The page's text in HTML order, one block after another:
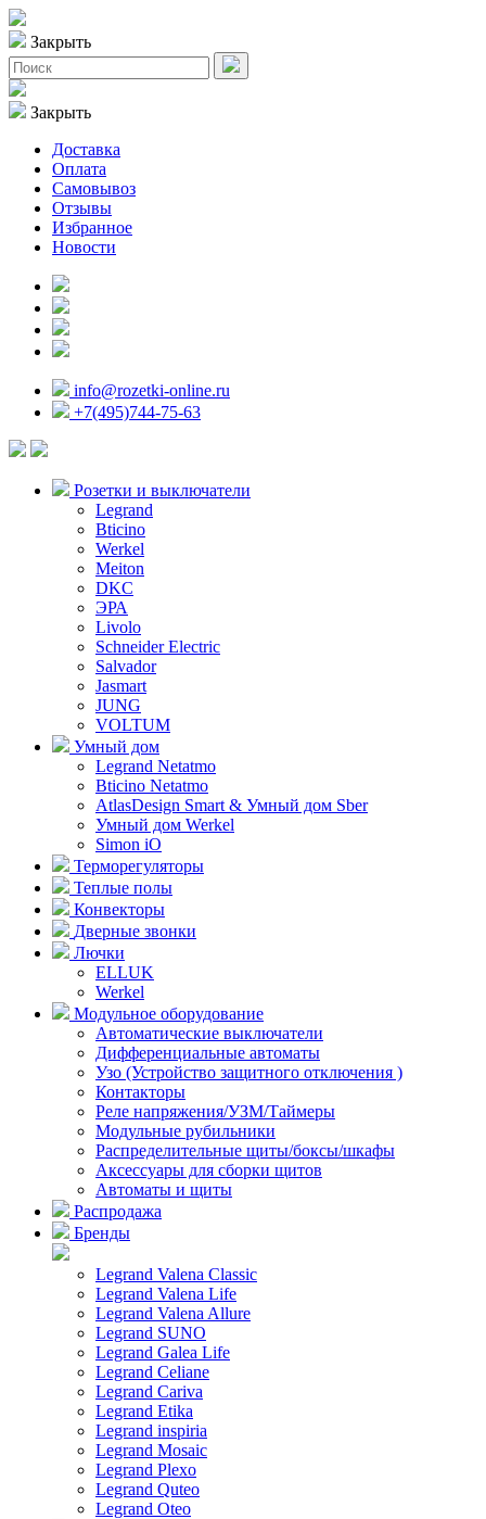
Закрыть
Закрыть
Доставка
Оплата
Самовывоз
Отзывы
Избранное
Новости
info@rozetki-online.ru
+7(495)744-75-63
Розетки и выключатели
Legrand
Bticino
Werkel
Meiton
DKC
ЭРА
Livolo
Schneider Electric
Salvador
Jasmart
JUNG
VOLTUM
Умный дом
Legrand Netatmo
Bticino Netatmo
AtlasDesign Smart & Умный дом Sber
Умный дом Werkel
Simon iO
Терморегуляторы
Теплые полы
Конвекторы
Дверные звонки
Лючки
ELLUK
Werkel
Модульное оборудование
Автоматические выключатели
Дифференциальные автоматы
Узо (Устройство защитного отключения )
Контакторы
Реле напряжения/УЗМ/Таймеры
Модульные рубильники
Распределительные щиты/боксы/шкафы
Аксессуары для сборки щитов
Автоматы и щиты
Распродажа
Бренды
Legrand Valena Classic
Legrand Valena Life
Legrand Valena Allure
Legrand SUNO
Legrand Galea Life
Legrand Celiane
Legrand Cariva
Legrand Etika
Legrand inspiria
Legrand Mosaic
Legrand Plexo
Legrand Quteo
Legrand Oteo